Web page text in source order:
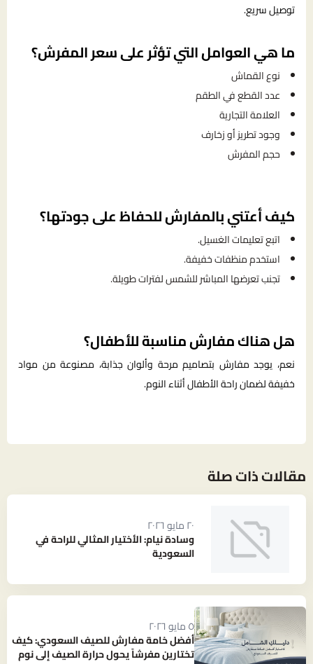
توصيل سريع.
ما هي العوامل التي تؤثر على سعر المفرش؟
نوع القماش
عدد القطع في الطقم
العلامة التجارية
وجود تطريز أو زخارف
حجم المفرش
كيف أعتني بالمفارش للحفاظ على جودتها؟
اتبع تعليمات الغسيل.
استخدم منظفات خفيفة.
تجنب تعرضها المباشر للشمس لفترات طويلة.
هل هناك مفارش مناسبة للأطفال؟
نعم، يوجد مفارش بتصاميم مرحة وألوان جذابة، مصنوعة من مواد
خفيفة لضمان راحة الأطفال أثناء النوم.
مقالات ذات صلة
٢٠ مايو ٢٠٢٦
وسادة نيام: الأختيار المثالي للراحة في
السعودية
٥ مايو ٢٠٢٦
أفضل خامة مفارش للصيف السعودي: كيف
تختارين مفرشاً يحول حرارة الصيف إلى نوم